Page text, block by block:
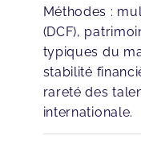
Méthodes :
(DCF),
typiques du
stabilité
rareté des
internationale.